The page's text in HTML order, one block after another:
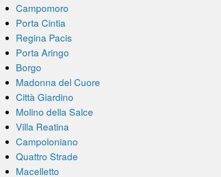
Campomoro
Porta Cintia
Regina Pacis
Porta Aringo
Borgo
Madonna del Cuore
Città Giardino
Molino della Salce
Villa Reatina
Campoloniano
Quattro Strade
Macelletto